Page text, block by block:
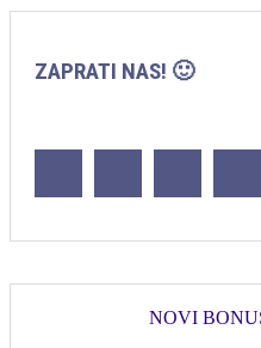
ZAPRATI NAS! 🙂
NOVI